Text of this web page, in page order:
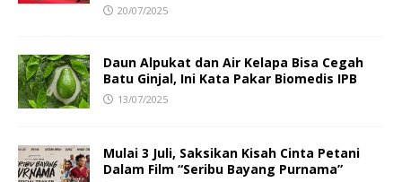
20/07/2025
Daun Alpukat dan Air Kelapa Bisa Cegah
Batu Ginjal, Ini Kata Pakar Biomedis IPB
13/07/2025
Mulai 3 Juli, Saksikan Kisah Cinta Petani
Dalam Film “Seribu Bayang Purnama”